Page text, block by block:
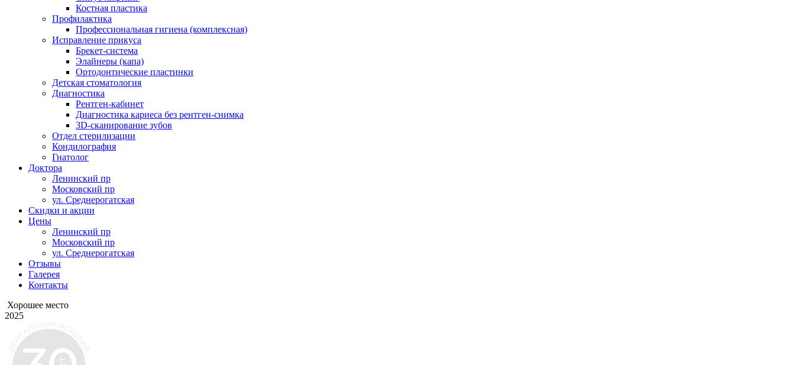
Костная пластика
Профилактика
Профессиональная гигиена (комплексная)
Исправление прикуса
Брекет-система
Элайнеры (капа)
Ортодонтические пластинки
Детская стоматология
Диагностика
Рентген-кабинет
Диагностика кариеса без рентген-снимка
3D-сканирование зубов
Отдел стерилизации
Кондилография
Гнатолог
Доктора
Ленинский пр
Московский пр
ул. Среднерогатская
Скидки и акции
Цены
Ленинский пр
Московский пр
ул. Среднерогатская
Отзывы
Галерея
Контакты
Хорошее место
2025